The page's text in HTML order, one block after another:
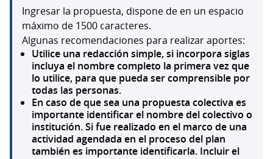
Ingresar la propuesta, dispone de en un espacio
máximo de 1500 caracteres.
Algunas recomendaciones para realizar aportes:
Utilice una redacción simple, si incorpora siglas
incluya el nombre completo la primera vez que
lo utilice, para que pueda ser comprensible por
todas las personas.
En caso de que sea una propuesta colectiva es
importante identificar el nombre del colectivo o
institución. Si fue realizado en el marco de una
actividad agendada en el proceso del plan
también es importante identificarla. Incluir el